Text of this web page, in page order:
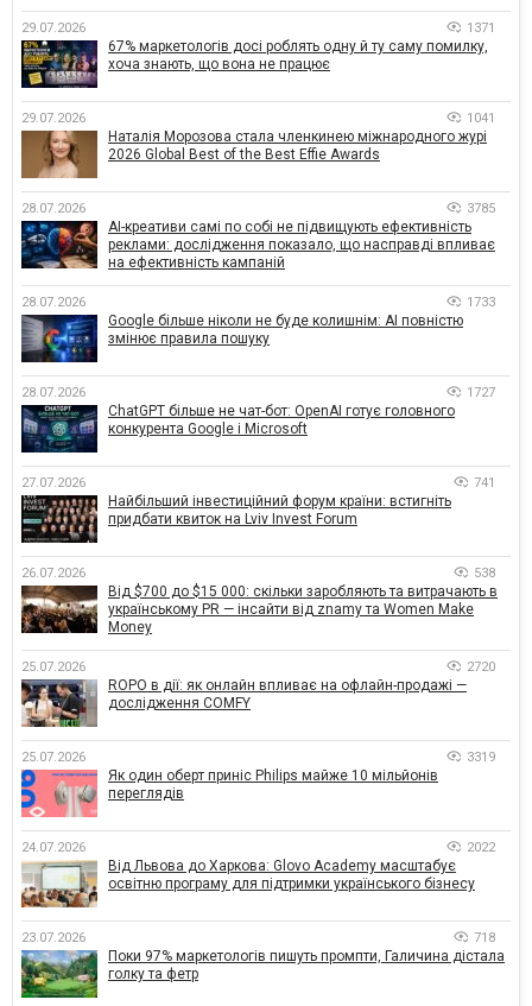
29.07.2026 1371
67% маркетологів досі роблять одну й ту саму помилку,
хоча знають, що вона не працює
29.07.2026 1041
Наталія Морозова стала членкинею міжнародного журі
2026 Global Best of the Best Effie Awards
28.07.2026 3785
AI-креативи самі по собі не підвищують ефективність
реклами: дослідження показало, що насправді впливає
на ефективність кампаній
28.07.2026 1733
Google більше ніколи не буде колишнім: AI повністю
змінює правила пошуку
28.07.2026 1727
ChatGPT більше не чат-бот: OpenAI готує головного
конкурента Google і Microsoft
27.07.2026 741
Найбільший інвестиційний форум країни: встигніть
придбати квиток на Lviv Invest Forum
26.07.2026 538
Від $700 до $15 000: скільки заробляють та витрачають в
українському PR — інсайти від znamy та Women Make
Money
25.07.2026 2720
ROPO в дії: як онлайн впливає на офлайн-продажі —
дослідження COMFY
25.07.2026 3319
Як один оберт приніс Philips майже 10 мільйонів
переглядів
24.07.2026 2022
Від Львова до Харкова: Glovo Academy масштабує
освітню програму для підтримки українського бізнесу
23.07.2026 718
Поки 97% маркетологів пишуть промпти, Галичина дістала
голку та фетр